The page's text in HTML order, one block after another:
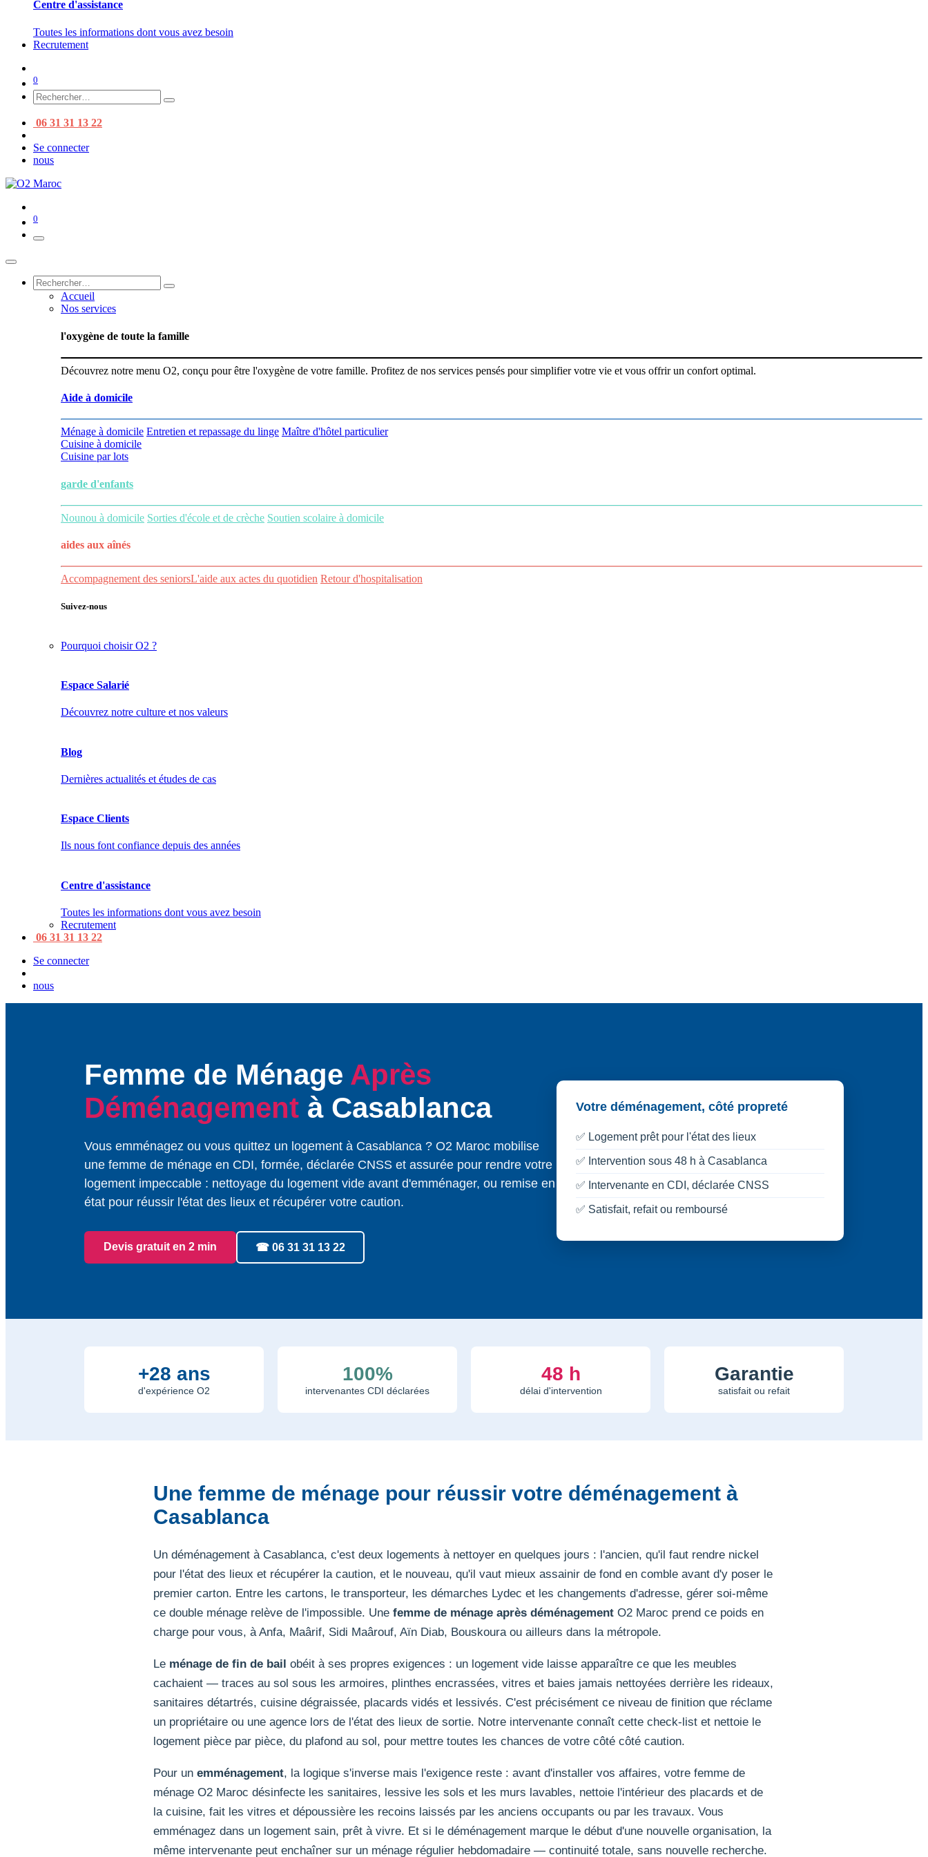
Centre d'assistance
Toutes les informations dont vous avez besoin
Recrutement
0
06 31 31 13 22
Se connecter
nous
0
Accueil
Nos services
l'oxygène de toute la famille
Découvrez notre menu O2, conçu pour être l'oxygène de votre famille. Profitez de nos services pensés pour simplifier votre vie et vous offrir un confort optimal.
Aide à domicile
Ménage à domicile Entretien et repassage du linge Maître d'hôtel particulier
Cuisine à domicile
Cuisine par lots
garde d'enfants
Nounou à domicile Sorties d'école et de crèche Soutien scolaire à domicile
aides aux aînés
Accompagnement des seniorsL'aide aux actes du quotidien Retour d'hospitalisation
Suivez-nous
Pourquoi choisir O2 ?
Espace Salarié
Découvrez notre culture et nos valeurs
Blog
Dernières actualités et études de cas
Espace Clients
Ils nous font confiance depuis des années
Centre d'assistance
Toutes les informations dont vous avez besoin
Recrutement
06 31 31 13 22
Se connecter
nous
Femme de Ménage Après
Déménagement à Casablanca
Vous emménagez ou vous quittez un logement à Casablanca ? O2 Maroc mobilise
une femme de ménage en CDI, formée, déclarée CNSS et assurée pour rendre votre
logement impeccable : nettoyage du logement vide avant d'emménager, ou remise en
état pour réussir l'état des lieux et récupérer votre caution.
Devis gratuit en 2 min ☎ 06 31 31 13 22
Votre déménagement, côté propreté
✅ Logement prêt pour l'état des lieux
✅ Intervention sous 48 h à Casablanca
✅ Intervenante en CDI, déclarée CNSS
✅ Satisfait, refait ou remboursé
+28 ans
d'expérience O2
100%
intervenantes CDI déclarées
48 h
délai d'intervention
Garantie
satisfait ou refait
Une femme de ménage pour réussir votre déménagement à
Casablanca
Un déménagement à Casablanca, c'est deux logements à nettoyer en quelques jours : l'ancien, qu'il faut rendre nickel
pour l'état des lieux et récupérer la caution, et le nouveau, qu'il vaut mieux assainir de fond en comble avant d'y poser le
premier carton. Entre les cartons, le transporteur, les démarches Lydec et les changements d'adresse, gérer soi-même
ce double ménage relève de l'impossible. Une femme de ménage après déménagement O2 Maroc prend ce poids en
charge pour vous, à Anfa, Maârif, Sidi Maârouf, Aïn Diab, Bouskoura ou ailleurs dans la métropole.
Le ménage de fin de bail obéit à ses propres exigences : un logement vide laisse apparaître ce que les meubles
cachaient — traces au sol sous les armoires, plinthes encrassées, vitres et baies jamais nettoyées derrière les rideaux,
sanitaires détartrés, cuisine dégraissée, placards vidés et lessivés. C'est précisément ce niveau de finition que réclame
un propriétaire ou une agence lors de l'état des lieux de sortie. Notre intervenante connaît cette check-list et nettoie le
logement pièce par pièce, du plafond au sol, pour mettre toutes les chances de votre côté côté caution.
Pour un emménagement, la logique s'inverse mais l'exigence reste : avant d'installer vos affaires, votre femme de
ménage O2 Maroc désinfecte les sanitaires, lessive les sols et les murs lavables, nettoie l'intérieur des placards et de
la cuisine, fait les vitres et dépoussière les recoins laissés par les anciens occupants ou par les travaux. Vous
emménagez dans un logement sain, prêt à vivre. Et si le déménagement marque le début d'une nouvelle organisation, la
même intervenante peut enchaîner sur un ménage régulier hebdomadaire — continuité totale, sans nouvelle recherche.